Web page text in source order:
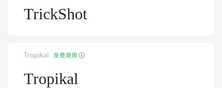
TrickShot
Tropikal 免费商用
Tropikal